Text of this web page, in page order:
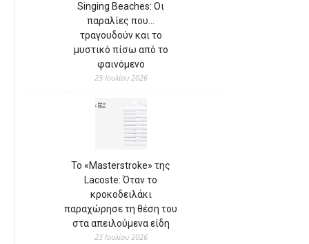
Singing Beaches: Οι
παραλίες που…
τραγουδούν και το
μυστικό πίσω από το
φαινόμενο
23 Ιουλίου 2026
Το «Masterstroke» της
Lacoste: Όταν το
κροκοδειλάκι
παραχώρησε τη θέση του
στα απειλούμενα είδη
23 Ιουλίου 2026